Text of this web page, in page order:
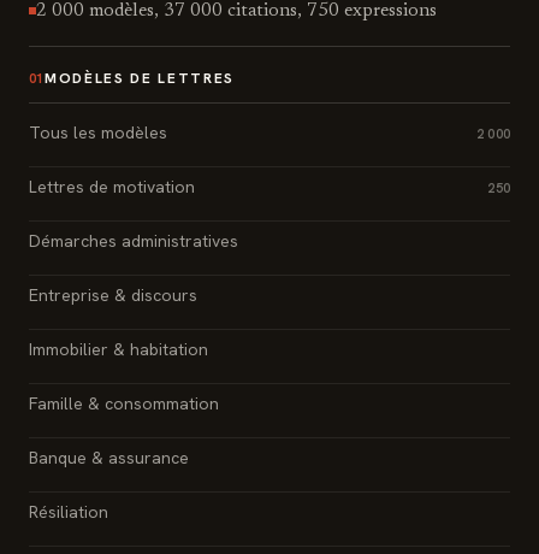
2 000 modèles, 37 000 citations, 750 expressions
01 MODÈLES DE LETTRES
Tous les modèles 2 000
Lettres de motivation 250
Démarches administratives
Entreprise & discours
Immobilier & habitation
Famille & consommation
Banque & assurance
Résiliation